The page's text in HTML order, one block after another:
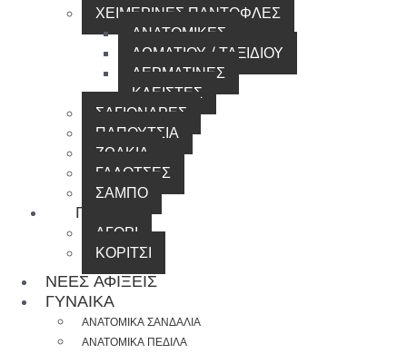
ΧΕΙΜΕΡΙΝΕΣ ΠΑΝΤΟΦΛΕΣ
ΑΝΑΤΟΜΙΚΕΣ
ΔΩΜΑΤΙΟΥ / ΤΑΞΙΔΙΟΥ
ΔΕΡΜΑΤΙΝΕΣ
ΚΛΕΙΣΤΕΣ
ΣΑΓΙΟΝΑΡΕΣ
ΠΑΠΟΥΤΣΙΑ
ΖΩΑΚΙΑ
ΓΑΛΟΤΣΕΣ
ΣΑΜΠΟ
ΠΑΙΔΙ
ΑΓΟΡΙ
ΚΟΡΙΤΣΙ
ΝΕΕΣ ΑΦΙΞΕΙΣ
ΓΥΝΑΙΚΑ
ΑΝΑΤΟΜΙΚΑ ΣΑΝΔΑΛΙΑ
ΑΝΑΤΟΜΙΚΑ ΠΕΔΙΛΑ